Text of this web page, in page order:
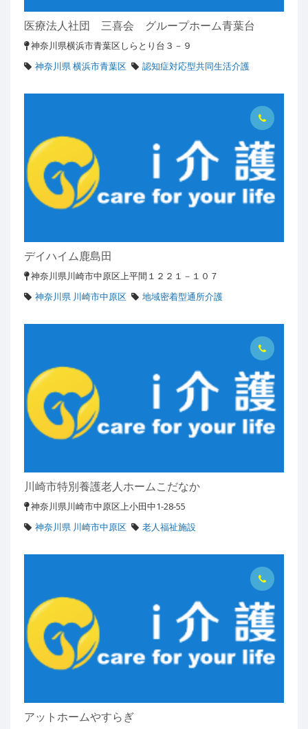
医療法人社団 三喜会 グループホーム青葉台
神奈川県横浜市青葉区しらとり台３－９
神奈川県 横浜市青葉区
認知症対応型共同生活介護
デイハイム鹿島田
神奈川県川崎市中原区上平間１２２１－１０７
神奈川県 川崎市中原区
地域密着型通所介護
川崎市特別養護老人ホームこだなか
神奈川県川崎市中原区上小田中1-28-55
神奈川県 川崎市中原区
老人福祉施設
アットホームやすらぎ